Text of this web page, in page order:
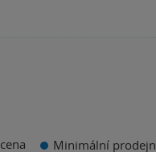
Minimální